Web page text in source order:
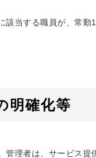
当する職員が、常勤
明確化等
理者は、サービス提